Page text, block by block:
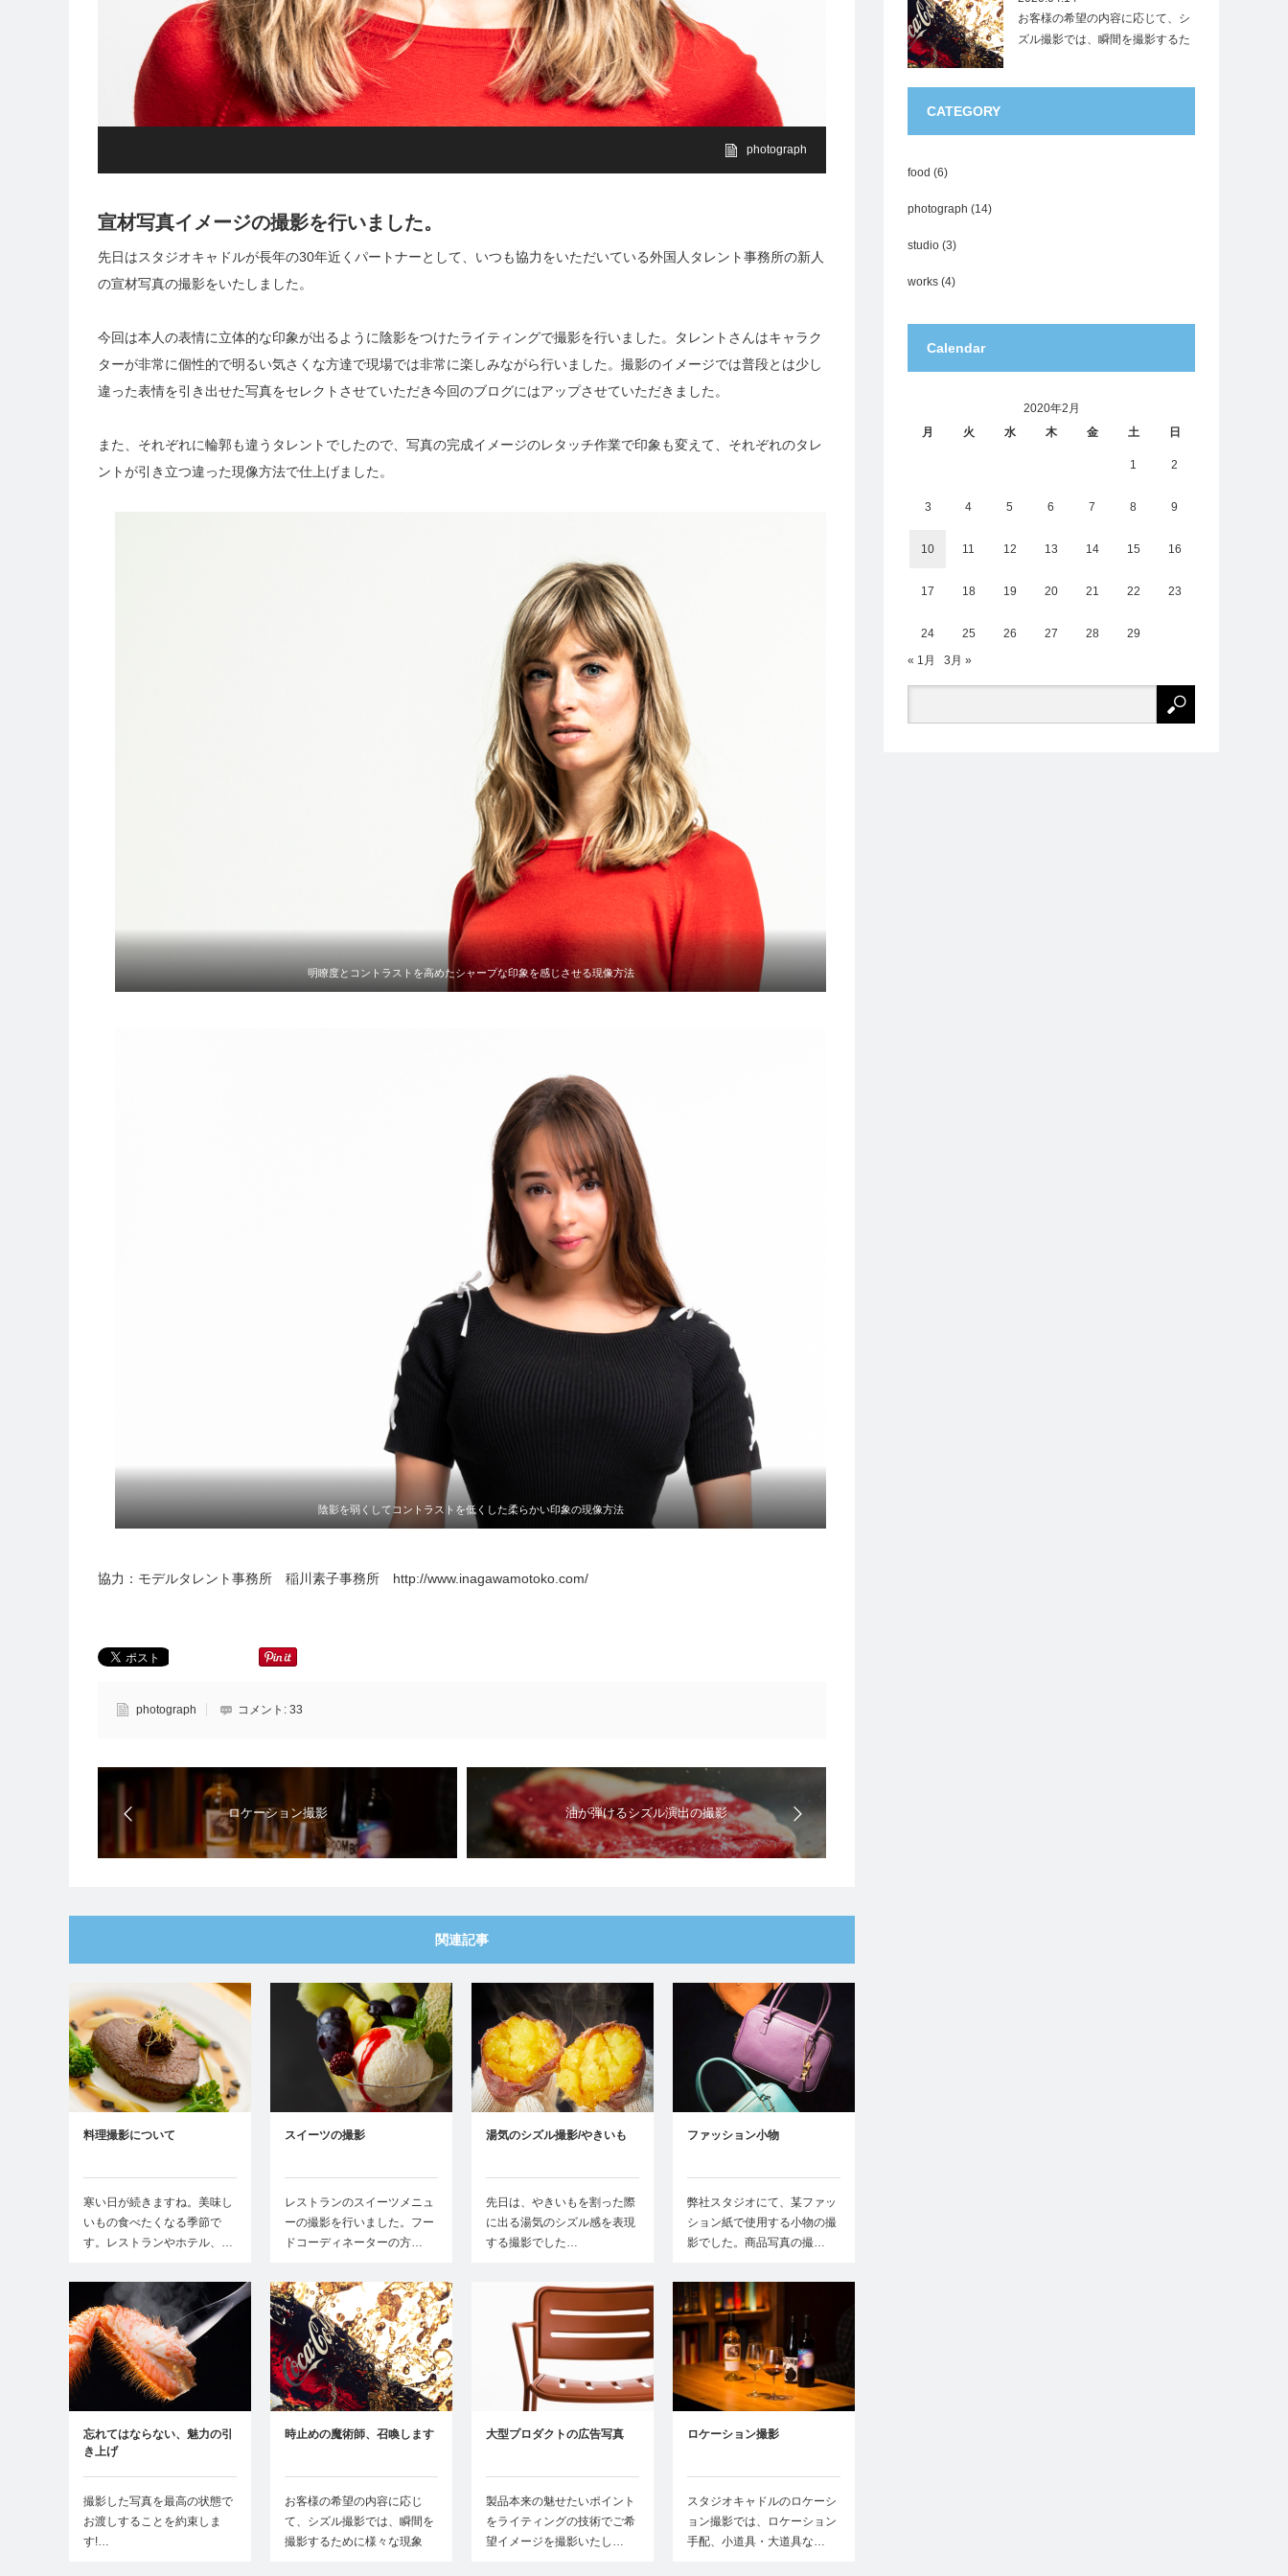
photograph
宣材写真イメージの撮影を行いました。
先日はスタジオキャドルが長年の30年近くパートナーとして、いつも協力をいただいている外国人タレント事務所の新人
の宣材写真の撮影をいたしました。
今回は本人の表情に立体的な印象が出るように陰影をつけたライティングで撮影を行いました。タレントさんはキャラク
ターが非常に個性的で明るい気さくな方達で現場では非常に楽しみながら行いました。撮影のイメージでは普段とは少し
違った表情を引き出せた写真をセレクトさせていただき今回のブログにはアップさせていただきました。
また、それぞれに輪郭も違うタレントでしたので、写真の完成イメージのレタッチ作業で印象も変えて、それぞれのタレ
ントが引き立つ違った現像方法で仕上げました。
明瞭度とコントラストを高めたシャープな印象を感じさせる現像方法
陰影を弱くしてコントラストを低くした柔らかい印象の現像方法
協力：モデルタレント事務所 稲川素子事務所 http://www.inagawamotoko.com/
photograph コメント: 33
ロケーション撮影 油が弾けるシズル演出の撮影
関連記事
料理撮影について
寒い日が続きますね。美味し
いもの食べたくなる季節で
す。レストランやホテル、…
スイーツの撮影
レストランのスイーツメニュ
ーの撮影を行いました。フー
ドコーディネーターの方…
湯気のシズル撮影/やきいも
先日は、やきいもを割った際
に出る湯気のシズル感を表現
する撮影でした…
ファッション小物
弊社スタジオにて、某ファッ
ション紙で使用する小物の撮
影でした。商品写真の撮…
忘れてはならない、魅力の引
き上げ
撮影した写真を最高の状態で
お渡しすることを約束しま
す!…
時止めの魔術師、召喚します
お客様の希望の内容に応じ
て、シズル撮影では、瞬間を
撮影するために様々な現象
大型プロダクトの広告写真
製品本来の魅せたいポイント
をライティングの技術でご希
望イメージを撮影いたし…
ロケーション撮影
スタジオキャドルのロケーシ
ョン撮影では、ロケーション
手配、小道具・大道具な…
お客様の希望の内容に応じて、シ
ズル撮影では、瞬間を撮影するた
CATEGORY
food (6)
photograph (14)
studio (3)
works (4)
Calendar
2020年2月
月
火 水 木 金 土 日
1 2
3 4 5 6 7 8 9
10 11 12 13 14 15 16
17 18 19 20 21 22 23
24 25 26 27 28
29
« 1月
3月 »